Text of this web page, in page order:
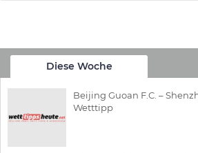
Diese Woche
Beijing Guoan F.C. –
Wetttipp